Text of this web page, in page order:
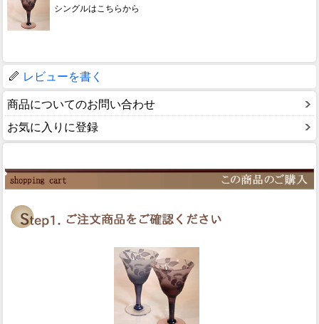
シングルはこちらから
レビューを書く
商品についてのお問い合わせ
お気に入りに登録